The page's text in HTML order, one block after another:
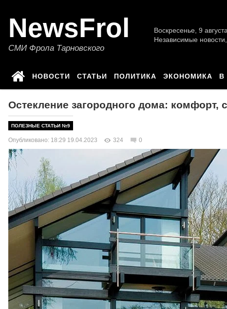
NewsFrol
СМИ Фрола Тарновского
Воскресенье, 9
Независимые
НОВОСТИ СТАТЬИ ПОЛИТИКА ЭКОНОМИКА В
Остекление загородного дома: комфорт,
ПОЛЕЗНЫЕ СТАТЬИ №9
Опубликовано: 18:29 19.04.2023 324 0